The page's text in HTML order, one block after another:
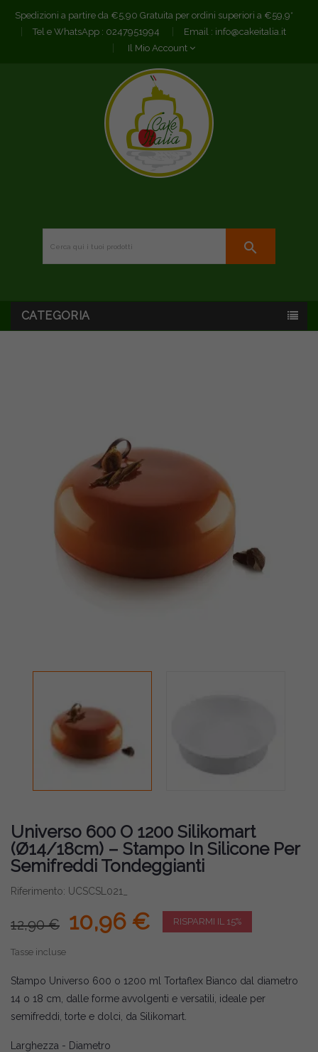
Spedizioni a partire da €5,90 Gratuita per ordini superiori a €59,9*
Tel e WhatsApp : 0247951994 Email : info@cakeitalia.it
Il Mio Account
search
CATEGORIA
Universo 600 O 1200 Silikomart
(Ø14/18cm) – Stampo In Silicone Per
Semifreddi Tondeggianti
Riferimento: UCSCSL021_
12,90 € 10,96 € RISPARMI IL 15%
Tasse incluse
Stampo Universo 600 o 1200 ml Tortaflex Bianco dal diametro
14 o 18 cm, dalle forme avvolgenti e versatili, ideale per
semifreddi, torte e dolci, da Silikomart.
Larghezza - Diametro